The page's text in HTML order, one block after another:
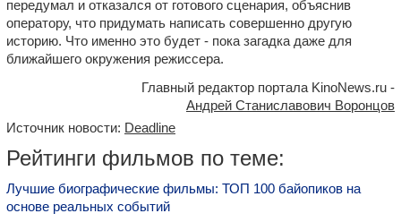
передумал и отказался от готового сценария, объяснив
оператору, что придумать написать совершенно другую
историю. Что именно это будет - пока загадка даже для
ближайшего окружения режиссера.
Главный редактор портала KinoNews.ru -
Андрей Станиславович Воронцов
Источник новости: Deadline
Рейтинги фильмов по теме:
Лучшие биографические фильмы: ТОП 100 байопиков на
основе реальных событий